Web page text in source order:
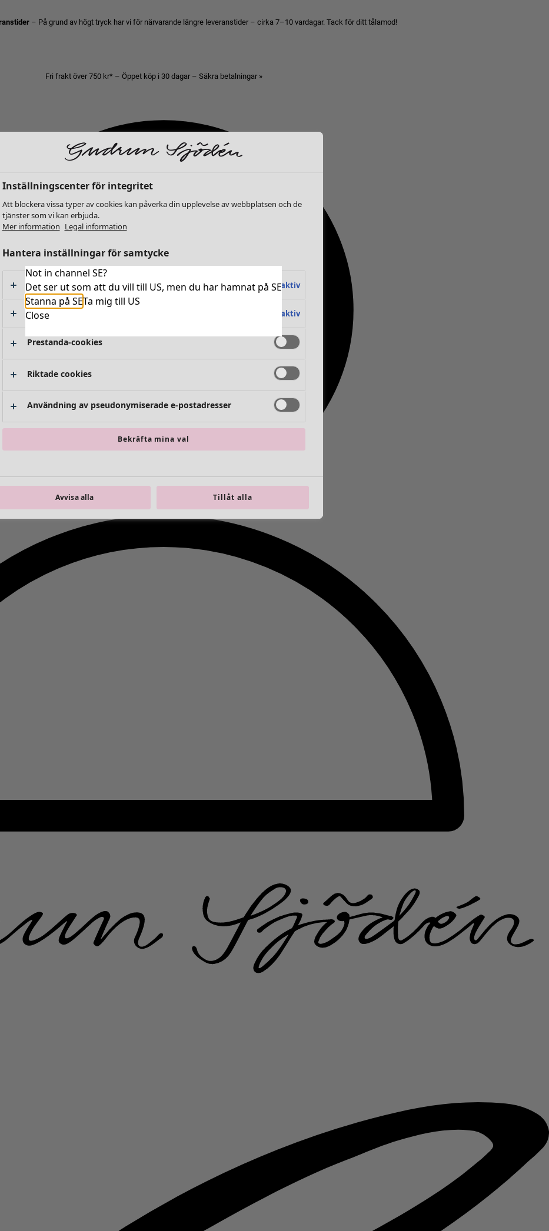
– På grund av högt tryck har vi för närvarande längre leveranstider – cirka 7–10 vardagar. Tack för ditt tålamod!
Fri frakt över 750 kr* – Öppet köp i 30 dagar – Säkra betalningar »
Not in channel SE?
Det ser ut som att du vill till US, men du har hamnat på SE
Stanna på SETa mig till US
Close
Inställningscenter för integritet
Att blockera vissa typer av cookies kan påverka din upplevelse av webbplatsen och de
tjänster som vi kan erbjuda.
Mer information Legal information
Hantera inställningar för samtycke
Absolut nödvändiga cookies Alltid aktiv
Funktionella cookies Alltid aktiv
Prestanda-cookies
Riktade cookies
Användning av pseudonymiserade e-postadresser
Bekräfta mina val
Avvisa alla Tillåt alla